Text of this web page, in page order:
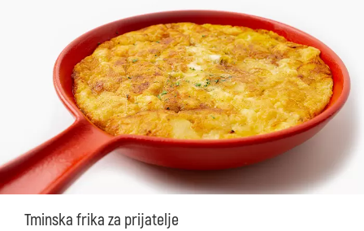
Tminska frika za prijatelje